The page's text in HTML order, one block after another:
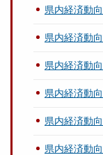
県内経済動
県内経済動
県内経済動
県内経済動
県内経済動
県内経済動